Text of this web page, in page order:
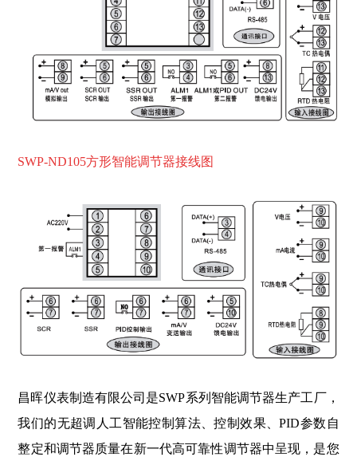
SWP-ND105方形智能调节器接线图
昌晖仪表制造有限公司是SWP系列智能调节器生产工厂，
我们的无超调人工智能控制算法、控制效果、PID参数自
整定和调节器质量在新一代高可靠性调节器中呈现，是您